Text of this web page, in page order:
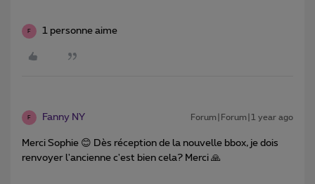
F 1 personne aime
F Fanny NY Forum|Forum|1 year ago
Merci Sophie 😊 Dès réception de la nouvelle bbox, je dois
renvoyer l'ancienne c'est bien cela? Merci 🙏